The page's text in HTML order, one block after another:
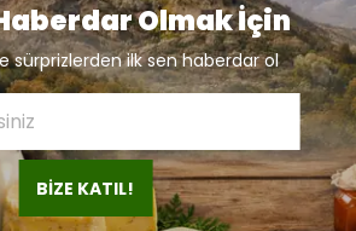
Olmak İçin
sürprizlerden ilk sen haberdar ol
BİZE KATIL!